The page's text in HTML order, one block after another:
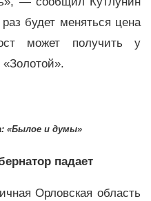
будет меняться цена
может получить у
«Былое и думы»
падает
Орловская область